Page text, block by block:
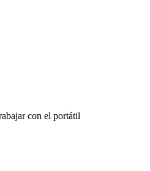
con el portátil